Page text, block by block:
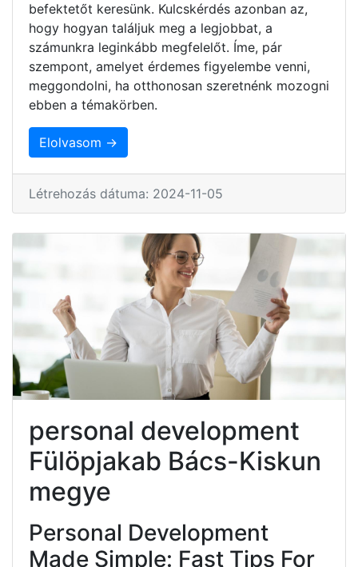
befektetőt keresünk. Kulcskérdés azonban az,
hogy hogyan találjuk meg a legjobbat, a
számunkra leginkább megfelelőt. Íme, pár
szempont, amelyet érdemes figyelembe venni,
meggondolni, ha otthonosan szeretnénk mozogni
ebben a témakörben.
Elolvasom →
Létrehozás dátuma: 2024-11-05
personal development
Fülöpjakab Bács-Kiskun
megye
Personal Development
Made Simple: Fast Tips For